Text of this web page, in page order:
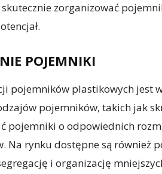
zorganizować
POJEMNIKI
pojemników plastikowych jest
pojemników, takich jak
pojemniki o odpowiednich
Na rynku dostępne są również
i organizację